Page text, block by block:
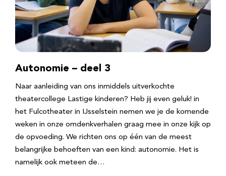
Autonomie – deel 3
Naar aanleiding van ons inmiddels uitverkochte
theatercollege Lastige kinderen? Heb jij even geluk! in
het Fulcotheater in IJsselstein nemen we je de komende
weken in onze omdenkverhalen graag mee in onze kijk op
de opvoeding. We richten ons op één van de meest
belangrijke behoeften van een kind: autonomie. Het is
namelijk ook meteen de…